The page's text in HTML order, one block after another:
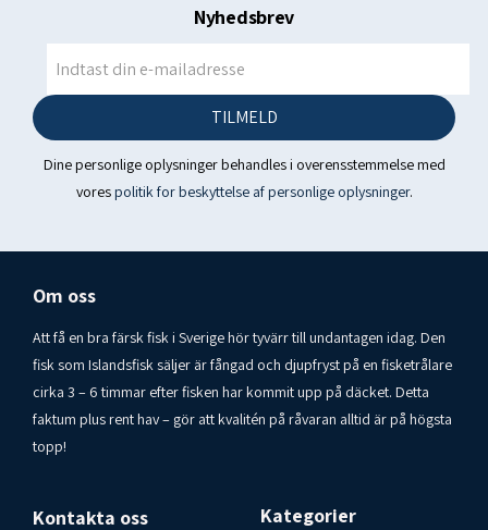
Produceret i Island. Fabriksnr. IS A 656 EFTA
Forbrugerkontakt Islandsfisk i Varberg AB
Tlf. 070-6209920
Nyhedsbrev
TILMELD
Dine personlige oplysninger behandles i overensstemmelse med
vorespolitik for beskyttelse af personlige oplysninger.
Om oss
Att få en bra färsk fisk i Sverige hör tyvärr till undantagen idag. Den
fisk som Islandsfisk säljer är fångad och djupfryst på en fisketrålare
cirka 3 – 6 timmar efter fisken har kommit upp på däcket. Detta
faktum plus rent hav – gör att kvalitén på råvaran alltid är på högsta
topp!
Kontakta oss Kategorier